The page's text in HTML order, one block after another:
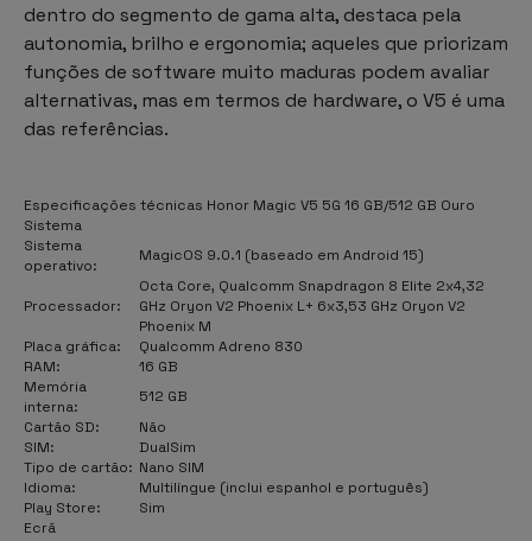
dentro do segmento de gama alta, destaca pela
autonomia, brilho e ergonomia; aqueles que priorizam
funções de software muito maduras podem avaliar
alternativas, mas em termos de hardware, o V5 é uma
das referências.
Especificações técnicas Honor Magic V5 5G 16 GB/512 GB Ouro
Sistema
Sistema
operativo:
MagicOS 9.0.1 (baseado em Android 15)
Processador:
Octa Core, Qualcomm Snapdragon 8 Elite 2x4,32
GHz Oryon V2 Phoenix L+ 6x3,53 GHz Oryon V2
Phoenix M
Placa gráfica:
Qualcomm Adreno 830
RAM:
16 GB
Memória
interna:
512 GB
Cartão SD:
Não
SIM:
DualSim
Tipo de cartão: Nano SIM
Idioma:
Multilíngue (inclui espanhol e português)
Play Store:
Sim
Ecrã